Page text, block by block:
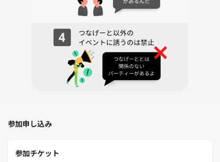
前回の記録は日記に書いておりますの確認してみてください！
初参加の方もこちらで手伝ってくれる方がいるので安心してください。
平均的にみなさま20代〜40代までと幅広くいらっしゃってます( ・∇・)
もちろんお酒を飲めなくても大丈夫です！
参加申し込み
参加チケット